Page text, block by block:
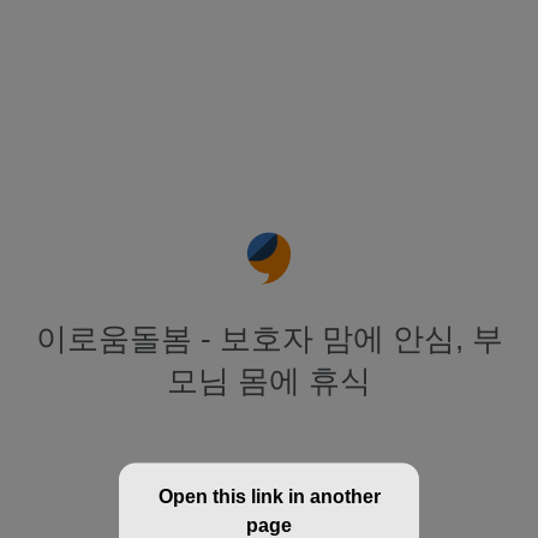
이로움돌봄 - 보호자 맘에 안심, 부
모님 몸에 휴식